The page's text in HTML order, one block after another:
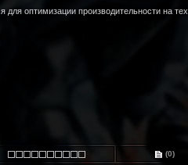
оптимизации производительности на тех
(0)